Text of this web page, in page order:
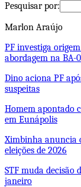
Pesquisar por:
Marlon Araújo
PF investiga
abordagem na BA-
Dino aciona PF
suspeitas
Homem apontado
em Eunápolis
Ximbinha anuncia
eleições de 2026
STF muda decisão
janeiro